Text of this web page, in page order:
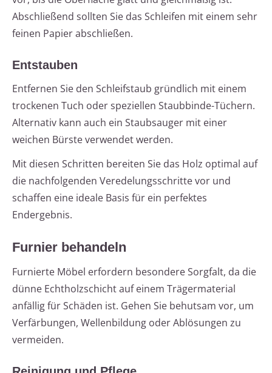
Abschließend sollten Sie das Schleifen mit einem sehr
feinen Papier abschließen.
Entstauben
Entfernen Sie den Schleifstaub gründlich mit einem
trockenen Tuch oder speziellen Staubbinde-Tüchern.
Alternativ kann auch ein Staubsauger mit einer
weichen Bürste verwendet werden.
Mit diesen Schritten bereiten Sie das Holz optimal auf
die nachfolgenden Veredelungsschritte vor und
schaffen eine ideale Basis für ein perfektes
Endergebnis.
Furnier behandeln
Furnierte Möbel erfordern besondere Sorgfalt, da die
dünne Echtholzschicht auf einem Trägermaterial
anfällig für Schäden ist. Gehen Sie behutsam vor, um
Verfärbungen, Wellenbildung oder Ablösungen zu
vermeiden.